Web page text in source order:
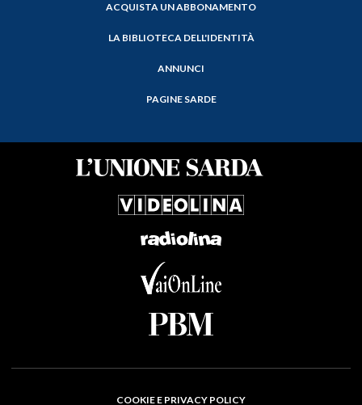
ACQUISTA UN ABBONAMENTO
LA BIBLIOTECA DELL'IDENTITÀ
ANNUNCI
PAGINE SARDE
COOKIE E PRIVACY POLICY